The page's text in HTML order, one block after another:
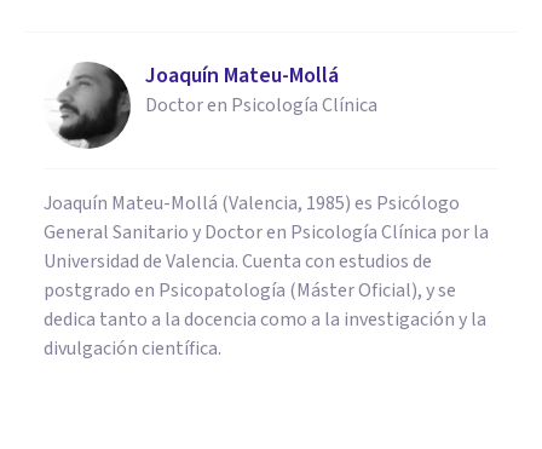
Joaquín Mateu-Mollá
Doctor en Psicología Clínica
Joaquín Mateu-Mollá (Valencia, 1985) es Psicólogo
General Sanitario y Doctor en Psicología Clínica por la
Universidad de Valencia. Cuenta con estudios de
postgrado en Psicopatología (Máster Oficial), y se
dedica tanto a la docencia como a la investigación y la
divulgación científica.